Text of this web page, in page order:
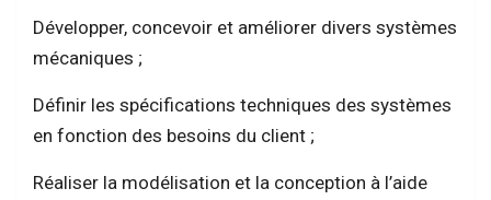
Développer, concevoir et améliorer divers systèmes
mécaniques ;
Définir les spécifications techniques des systèmes
en fonction des besoins du client ;
Réaliser la modélisation et la conception à l’aide